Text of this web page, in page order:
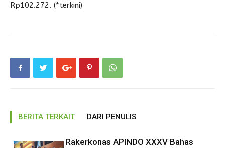
Rp102.272. (*terkini)
BERITA TERKAIT DARI PENULIS
Rakerkonas APINDO XXXV Bahas